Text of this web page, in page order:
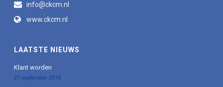
info@ckcm.nl
www.ckcm.nl
LAATSTE NIEUWS
Klant worden
27 september 2018